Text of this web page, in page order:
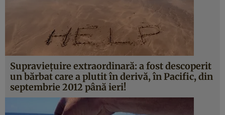
Supravieţuire extraordinară: a fost descoperit
un bărbat care a plutit în derivă, în Pacific, din
septembrie 2012 până ieri!